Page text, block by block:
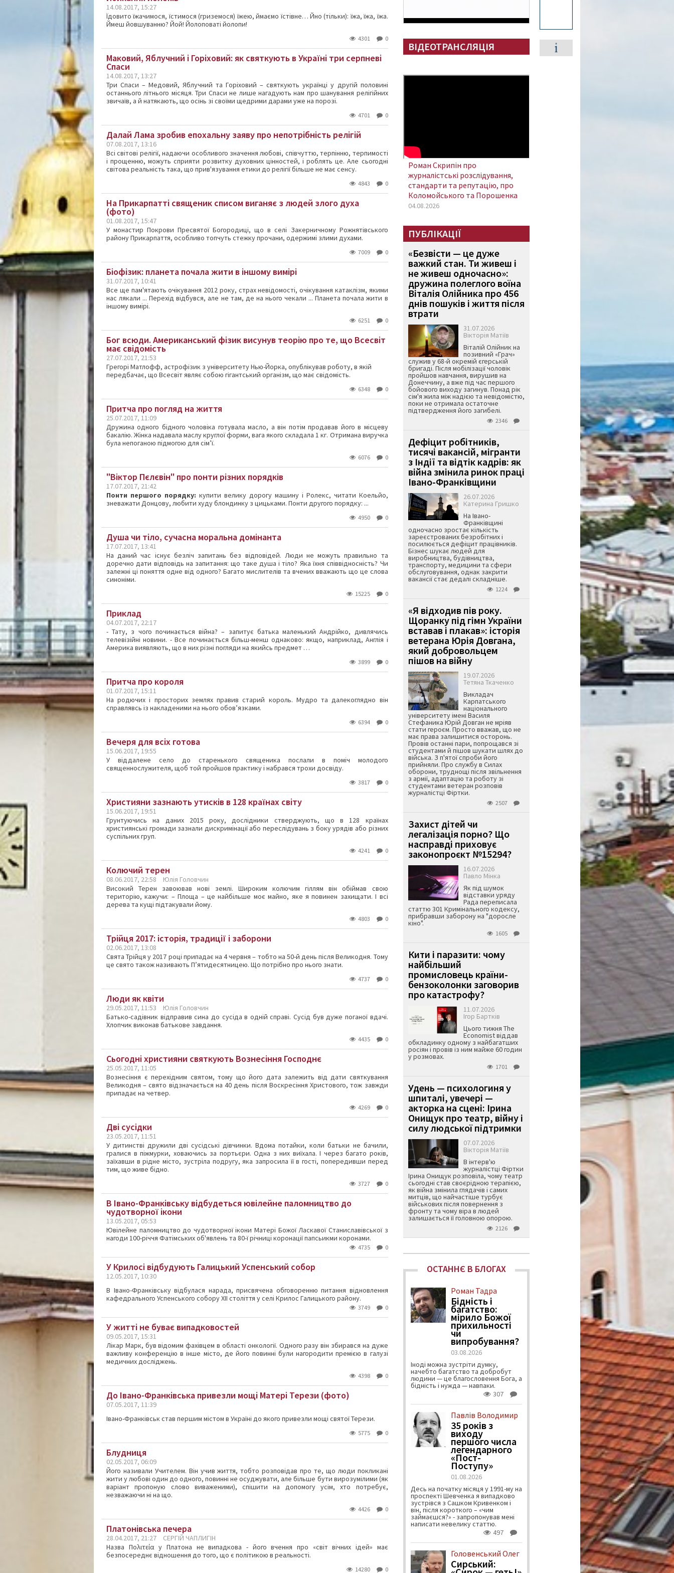
14.08.2017, 15:27
Їдовито їжачимося, їстимося (гриземося) їжею, ймаємо їстівне… Йно (тільки): їжа, їжа, їжа.
Ймеш йовшуванню? Йой! Йолоповаті йолопи!
4301 0
Маковий, Яблучний і Горіховий: як святкують в Україні три серпневі
Спаси
14.08.2017, 13:27
Три Спаси – Медовий, Яблучний та Горіховий – святкують українці у другій половині
останнього літнього місяця. Три Спаси не лише нагадують нам про шанування релігійних
звичаїв, а й натякають, що осінь зі своїми щедрими дарами уже на порозі.
4701 0
Далай Лама зробив епохальну заяву про непотрібність релігій
07.08.2017, 13:16
Всі світові релігії, надаючи особливого значення любові, співчуттю, терпінню, терпимості
і прощенню, можуть сприяти розвитку духовних цінностей, і роблять це.Але сьогодні
світова реальність така, що прив'язування етики до релігії більше не має сенсу.
4843 0
На Прикарпатті священик списом виганяє з людей злого духа
(фото)
01.08.2017, 15:47
У монастир Покрови Пресвятої Богородицi, що в селi Закерничному Рожнятівського
району Прикарпаття, особливо топчуть стежку прочани, одержимі злими духами.
7009 0
Біофізик: планета почала жити в іншому вимірі
31.07.2017, 10:41
Все ще пам'ятають очікування 2012 року, страх невідомості, очікування катаклізм, якими
нас лякали ... Перехід відбувся, але не там, де на нього чекали ... Планета почала жити в
іншому вимірі.
6251 0
Бог всюди. Американський фізик висунув теорію про те, що Всесвіт
має свідомість
27.07.2017, 21:53
Грегорі Матлофф, астрофізик з університету Нью-Йорка, опублікував роботу, в якій
передбачає, що Всесвіт являє собою гігантський організм, що має свідомість.
6348 0
Притча про погляд на життя
25.07.2017, 11:09
Дружина одного бідного чоловіка готувала масло, а він потім продавав його в місцеву
бакалію. Жінка надавала маслу круглої форми, вага якого складала 1 кг. Отримана виручка
була непоганою підмогою для сім’ї.
6076 0
"Віктор Пєлєвін" про понти різних порядків
17.07.2017, 21:42
Понти першого порядку: купити велику дорогу машину і Ролекс, читати Коельйо,
зневажати Донцову, любити худу блондинку з цицьками. Понти другого порядку: ...
4950 0
Душа чи тіло, сучасна моральна домінанта
17.07.2017, 13:41
На даний час існує безліч запитань без відповідей. Люди не можуть правильно та
доречно дати відповідь на запитання: що таке душа і тіло? Яка їхня співвідносність? Чи
залежні ці поняття одне від одного? Багато мислителів та вчених вважають що це слова
синоніми.
15225 0
Приклад
04.07.2017, 22:17
- Тату, з чого починається війна? – запитує батька маленький Андрійко, дивлячись
телевізійні новини. - Все починається більш-менш однаково: якщо, наприклад, Англія і
Америка виявляють, що в них різні погляди на якийсь предмет …
3899 0
Притча про короля
01.07.2017, 15:11
На родючих і просторих землях правив старий король. Мудро та далекоглядно він
справлявсь із накладеними на нього обов’язками.
6394 0
Вечеря для всіх готова
15.06.2017, 19:55
У віддалене село до старенького священика послали в поміч молодого
священнослужителя, щоб той пройшов практику і набрався трохи досвіду.
3817 0
Християни зазнають утисків в 128 країнах світу
15.06.2017, 19:51
Грунтуючись на даних 2015 року, дослідники стверджують, що в 128 країнах
християнські громади зазнали дискримінації або переслідувань з боку урядів або різних
суспільних груп.
4241 0
Колючий терен
08.06.2017, 22:58
Юлія Головчин
Високий Терен завоював нові землі. Широким колючим гіллям він обіймав свою
територію, кажучи: – Площа – це найбільше моє майно, яке я повинен захищати. І всі
дерева та кущі підтакували йому.
4803 0
Трійця 2017: історія, традиції і заборони
02.06.2017, 13:08
Свята Трійця у 2017 році припадає на 4 червня – тобто на 50-й день після Великодня. Тому
це свято також називають П’ятидесятницею. Що потрібно про нього знати.
4737 0
Люди як квіти
29.05.2017, 11:53
Юлія Головчин
Батько-садівник відправив сина до сусіда в одній справі. Сусід був дуже поганої вдачі.
Хлопчик виконав батькове завдання.
4435 0
Сьогодні християни святкують Вознесіння Господнє
25.05.2017, 11:05
Вознесіння є перехідним святом, тому що його дата залежить від дати святкування
Великодня – свято відзначається на 40 день після Воскресіння Христового, тож завжди
припадає на четвер.
4269 0
Дві сусідки
23.05.2017, 11:51
У дитинстві дружили дві сусідські дівчинки. Вдома потайки, коли батьки не бачили,
гралися в піжмурки, ховаючись за портьєри. Одна з них виїхала. І через багато років,
заїхавши в рідне місто, зустріла подругу, яка запросила її в гості, попередивши перед
тим, що живе бідно.
3727 0
В Івано-Франківську відбудеться ювілейне паломництво до
чудотворної ікони
13.05.2017, 05:53
Ювілейне паломництво до чудотворної ікони Матері Божої Ласкавої Станиславівської з
нагоди 100-річчя Фатімських об'явлень та 80-ї річниці коронації папсьикми коронами.
4735 0
У Крилосі відбудують Галицький Успенський собор
12.05.2017, 10:30
В Івано-Франківську відбулася нарада, присвячена обговоренню питання відновлення
кафедрального Успенського собору ХІІ століття у селі Крилос Галицького району.
3749 0
У житті не буває випадковостей
09.05.2017, 15:31
Лікар Марк, був відомим фахівцем в області онкології. Одного разу він збирався на дуже
важливу конференцію в інше місто, де його повинні були нагородити премією в галузі
медичних досліджень.
4398 0
До Івано-Франківська привезли мощі Матері Терези (фото)
07.05.2017, 11:39
Івано-Франківськ став першим містом в Україні до якого привезли мощі святої Терези.
5775 0
Блудниця
02.05.2017, 06:09
Його називали Учителем. Він учив життя, тобто розповідав про те, що люди покликані
жити у любові один до одного, повинні не осуджувати, але більше бути вирозумілими (як
варіант пропоную слово виваженими), спішити на допомогу усім, хто потребує,
незважаючи ні на що.
4426 0
Платонівська печера
28.04.2017, 21:27
СЕРГІЙ ЧАПЛИГІН
Назва Πολιτεία у Платона не випадкова - його вчення про «світ вічних ідей» має
безпосереднє відношення до того, що є політикою в реальності.
14280 0
ВІДЕОТРАНСЛЯЦІЯ
Роман Скрипін про
журналістські розслідування,
стандарти та репутацію, про
Коломойського та Порошенка
04.08.2026
ПУБЛІКАЦІЇ
«Безвісти — це дуже
важкий стан. Ти живеш і
не живеш одночасно»:
дружина полеглого воїна
Віталія Олійника про 456
днів пошуків і життя після
втрати
31.07.2026
Вікторія Матіїв
Віталій Олійник на
позивний «Грач»
служив у 68-й окремій єгерській
бригаді. Після мобілізації чоловік
пройшов навчання, вирушив на
Донеччину, а вже під час першого
бойового виходу загинув. Понад рік
сім'я жила між надією та невідомістю,
поки не отримала остаточне
підтвердження його загибелі.
2346
Дефіцит робітників,
тисячі вакансій, мігранти
з Індії та відтік кадрів: як
війна змінила ринок праці
Івано-Франківщини
26.07.2026
Катерина Гришко
На Івано-
Франківщині
одночасно зростає кількість
зареєстрованих безробітних і
посилюється дефіцит працівників.
Бізнес шукає людей для
виробництва, будівництва,
транспорту, медицини та сфери
обслуговування, однак закрити
вакансії стає дедалі складніше.
1224
«Я відходив пів року.
Щоранку під гімн України
вставав і плакав»: історія
ветерана Юрія Довгана,
який добровольцем
пішов на війну
19.07.2026
Тетяна Ткаченко
Викладач
Карпатського
національного
університету імені Василя
Стефаника Юрій Довган не мріяв
стати героєм. Просто вважав, що не
має права залишитися осторонь.
Провів останні пари, попрощався зі
студентами й пішов шукати шлях до
війська. З п'ятої спроби його
прийняли. Про службу в Силах
оборони, труднощі після звільнення
з армії, адаптацію та роботу зі
студентами ветеран розповів
журналістці Фіртки.
2507
Захист дітей чи
легалізація порно? Що
насправді приховує
законопроєкт №15294?
16.07.2026
Павло Мінка
Як під шумок
відставки уряду
Рада переписала
статтю 301 Кримінального кодексу,
прибравши заборону на "доросле
кіно".
1605
Кити і паразити: чому
найбільший
промисловець країни-
бензоколонки заговорив
про катастрофу?
11.07.2026
Ігор Бартків
Цього тижня The
Economist віддав
обкладинку одному з найбагатших
росіян і провів із ним майже 60 годин
у розмовах.
1701
Удень — психологиня у
шпиталі, увечері —
акторка на сцені: Ірина
Онищук про театр, війну і
силу людської підтримки
07.07.2026
Вікторія Матіїв
В інтерв'ю
журналістці Фіртки
Ірина Онищук розповіла, чому театр
сьогодні став своєрідною терапією,
як війна змінила глядачів і самих
митців, що найчастіше турбує
військових після повернення з
фронту та чому віра в людей
залишається її головною опорою.
2126
ОСТАННЄ В БЛОГАХ
Роман Тадра
Бідність і
багатство:
мірило Божої
прихильності
чи
випробування?
03.08.2026
Іноді можна зустріти думку,
начебто багатство та добробут
людини — це благословення Бога, а
бідність і нужда — навпаки.
307
Павлів Володимир
35 років з
виходу
першого числа
легендарного
«Пост-
Поступу»
01.08.2026
Десь на початку місяця у 1991-му на
проспекті Шевченка я випадково
зустрівся з Сашком Кривенком і
він, після короткого – «чим
займаєшся?» - запропонував мені
написати невелику статтю.
497
Головенський Олег
Сирський: